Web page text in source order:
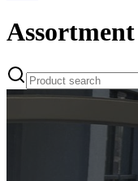
Assortment